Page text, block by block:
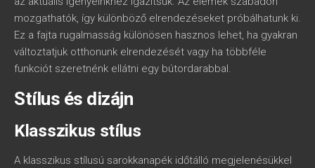
mozgathatók, így különböző elrendezéseket próbálhatunk ki.
Ez a fajta rugalmasság különösen hasznos lehet, ha gyakran
változtatjuk otthonunk elrendezését vagy ha többféle
funkciót szeretnénk ellátni egy bútordarabbal.
Stílus és dizájn
Klasszikus stílus
A klasszikus stílusú sarokkanapék időtálló megjelenésükkel